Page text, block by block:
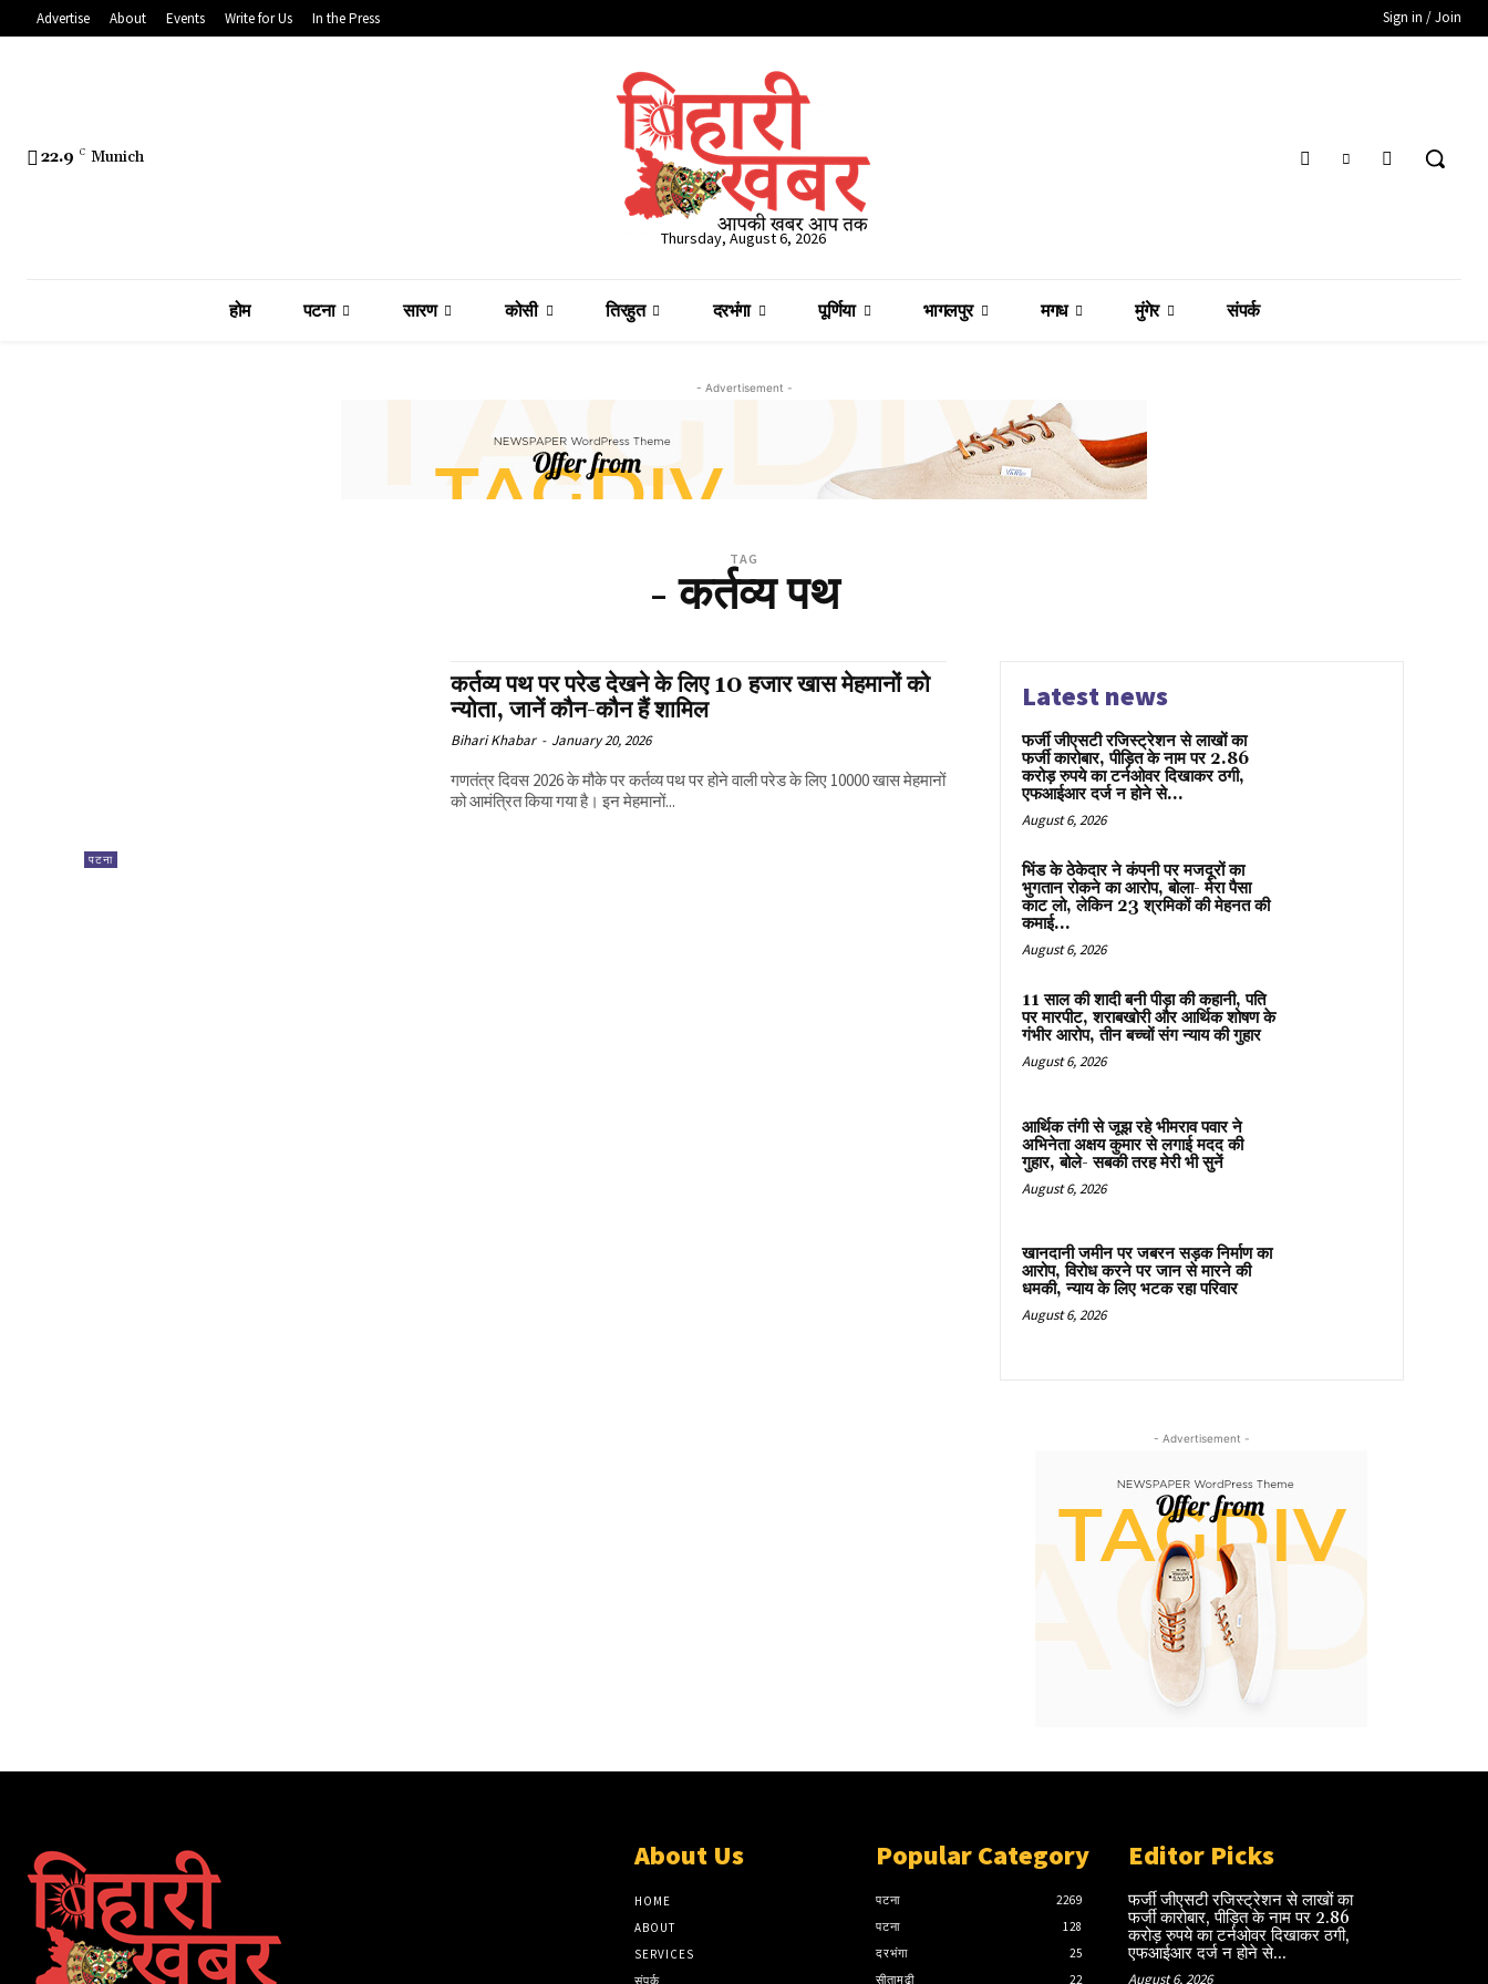
Advertise About Events Write for Us In the Press Sign in / Join
22.9 C Munich
Thursday, August 6, 2026
होम पटना सारण कोसी तिरहुत दरभंगा पूर्णिया भागलपुर मगध मुंगेर संपर्क
- Advertisement -
TAG
- कर्तव्य पथ
पटना
कर्तव्य पथ पर परेड देखने के लिए 10 हजार खास मेहमानों को
न्योता, जानें कौन-कौन हैं शामिल
Bihari Khabar - January 20, 2026
गणतंत्र दिवस 2026 के मौके पर कर्तव्य पथ पर होने वाली परेड के लिए 10000 खास मेहमानों
को आमंत्रित किया गया है। इन मेहमानों...
Latest news
फर्जी जीएसटी रजिस्ट्रेशन से लाखों का
फर्जी कारोबार, पीड़ित के नाम पर 2.86
करोड़ रुपये का टर्नओवर दिखाकर ठगी,
एफआईआर दर्ज न होने से...
August 6, 2026
भिंड के ठेकेदार ने कंपनी पर मजदूरों का
भुगतान रोकने का आरोप, बोला- मेरा पैसा
काट लो, लेकिन 23 श्रमिकों की मेहनत की
कमाई...
August 6, 2026
11 साल की शादी बनी पीड़ा की कहानी, पति
पर मारपीट, शराबखोरी और आर्थिक शोषण के
गंभीर आरोप, तीन बच्चों संग न्याय की गुहार
August 6, 2026
आर्थिक तंगी से जूझ रहे भीमराव पवार ने
अभिनेता अक्षय कुमार से लगाई मदद की
गुहार, बोले- सबकी तरह मेरी भी सुनें
August 6, 2026
खानदानी जमीन पर जबरन सड़क निर्माण का
आरोप, विरोध करने पर जान से मारने की
धमकी, न्याय के लिए भटक रहा परिवार
August 6, 2026
- Advertisement -
About Us
HOME
ABOUT
SERVICES
संपर्क
Popular Category
पटना
2269
पटना
128
दरभंगा
25
सीतामढ़ी
22
Editor Picks
फर्जी जीएसटी रजिस्ट्रेशन से लाखों का
फर्जी कारोबार, पीड़ित के नाम पर 2.86
करोड़ रुपये का टर्नओवर दिखाकर ठगी,
एफआईआर दर्ज न होने से...
August 6, 2026